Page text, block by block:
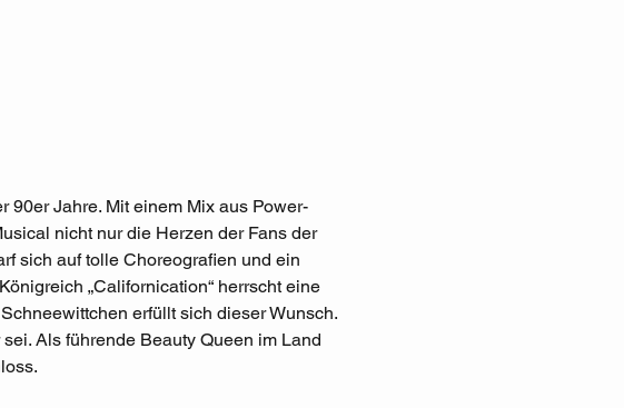
Jahre. Mit einem Mix aus Power-
nicht nur die Herzen der Fans der
sich auf tolle Choreografien und ein
„Californication“ herrscht eine
erfüllt sich dieser Wunsch.
Als führende Beauty Queen im Land